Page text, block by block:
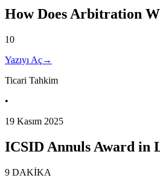
How Does Arbitration
10
Yazıyı Aç→
Ticari Tahkim
•
19 Kasım 2025
ICSID Annuls Award in
9 DAKİKA